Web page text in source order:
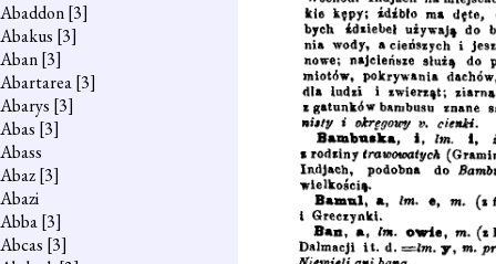
Abaddon[3]
Abakus [3]
Aban[3]
Abartarea[3]
Abarys [3]
Abas [3]
Abass
Abaz[3]
Abazi
Abba[3]
Abcas [3]